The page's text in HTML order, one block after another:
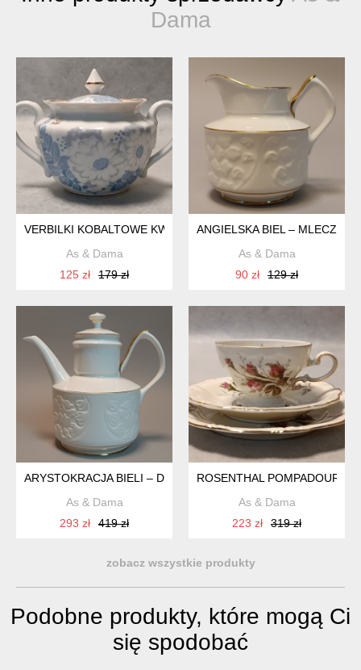
Dama
VERBILKI KOBALTOWE KWIATY CUKIERNICA ZŁOTA
As & Dama
125 zł
179 zł
ANGIELSKA BIEL –
As & Dama
90 zł
129 zł
ARYSTOKRACJA BIELI – DZBANEK STAFFORDSHIRE CROWN
As & Dama
293 zł
419 zł
ROSENTHAL POMPADOUR
As & Dama
223 zł
319 zł
zobacz wszystkie produkty
Podobne produkty, które mogą Ci
się spodobać